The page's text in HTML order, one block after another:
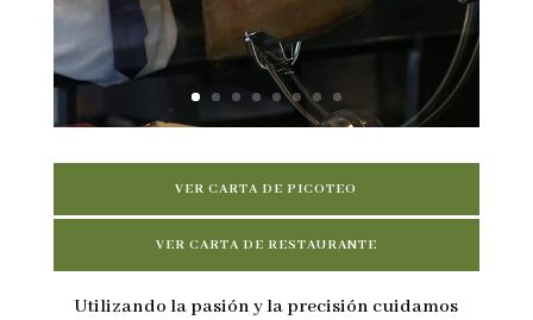
VER CARTA DE PICOTEO
VER CARTA DE RESTAURANTE
Utilizando la pasión y la precisión cuidamos